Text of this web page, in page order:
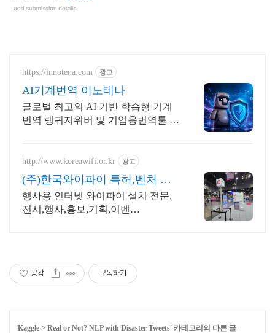
https://innotena.com 광고
AI기계번역 이노테나
글로벌 최고의 AI 기반 학습형 기계
번역 랭귀지위버 및 기업용번역툴 트
http://www.koreawifi.or.kr 광고
(주)한국와이파이 특허,벤처 빠
른상담 가능
행사용 인터넷 와이파이 설치 전문,
전시,행사,홍보,기획,이벤
공감 구독하기
'Kaggle > Real or Not? NLP with Disaster Tweets' 카테고리의 다른 글